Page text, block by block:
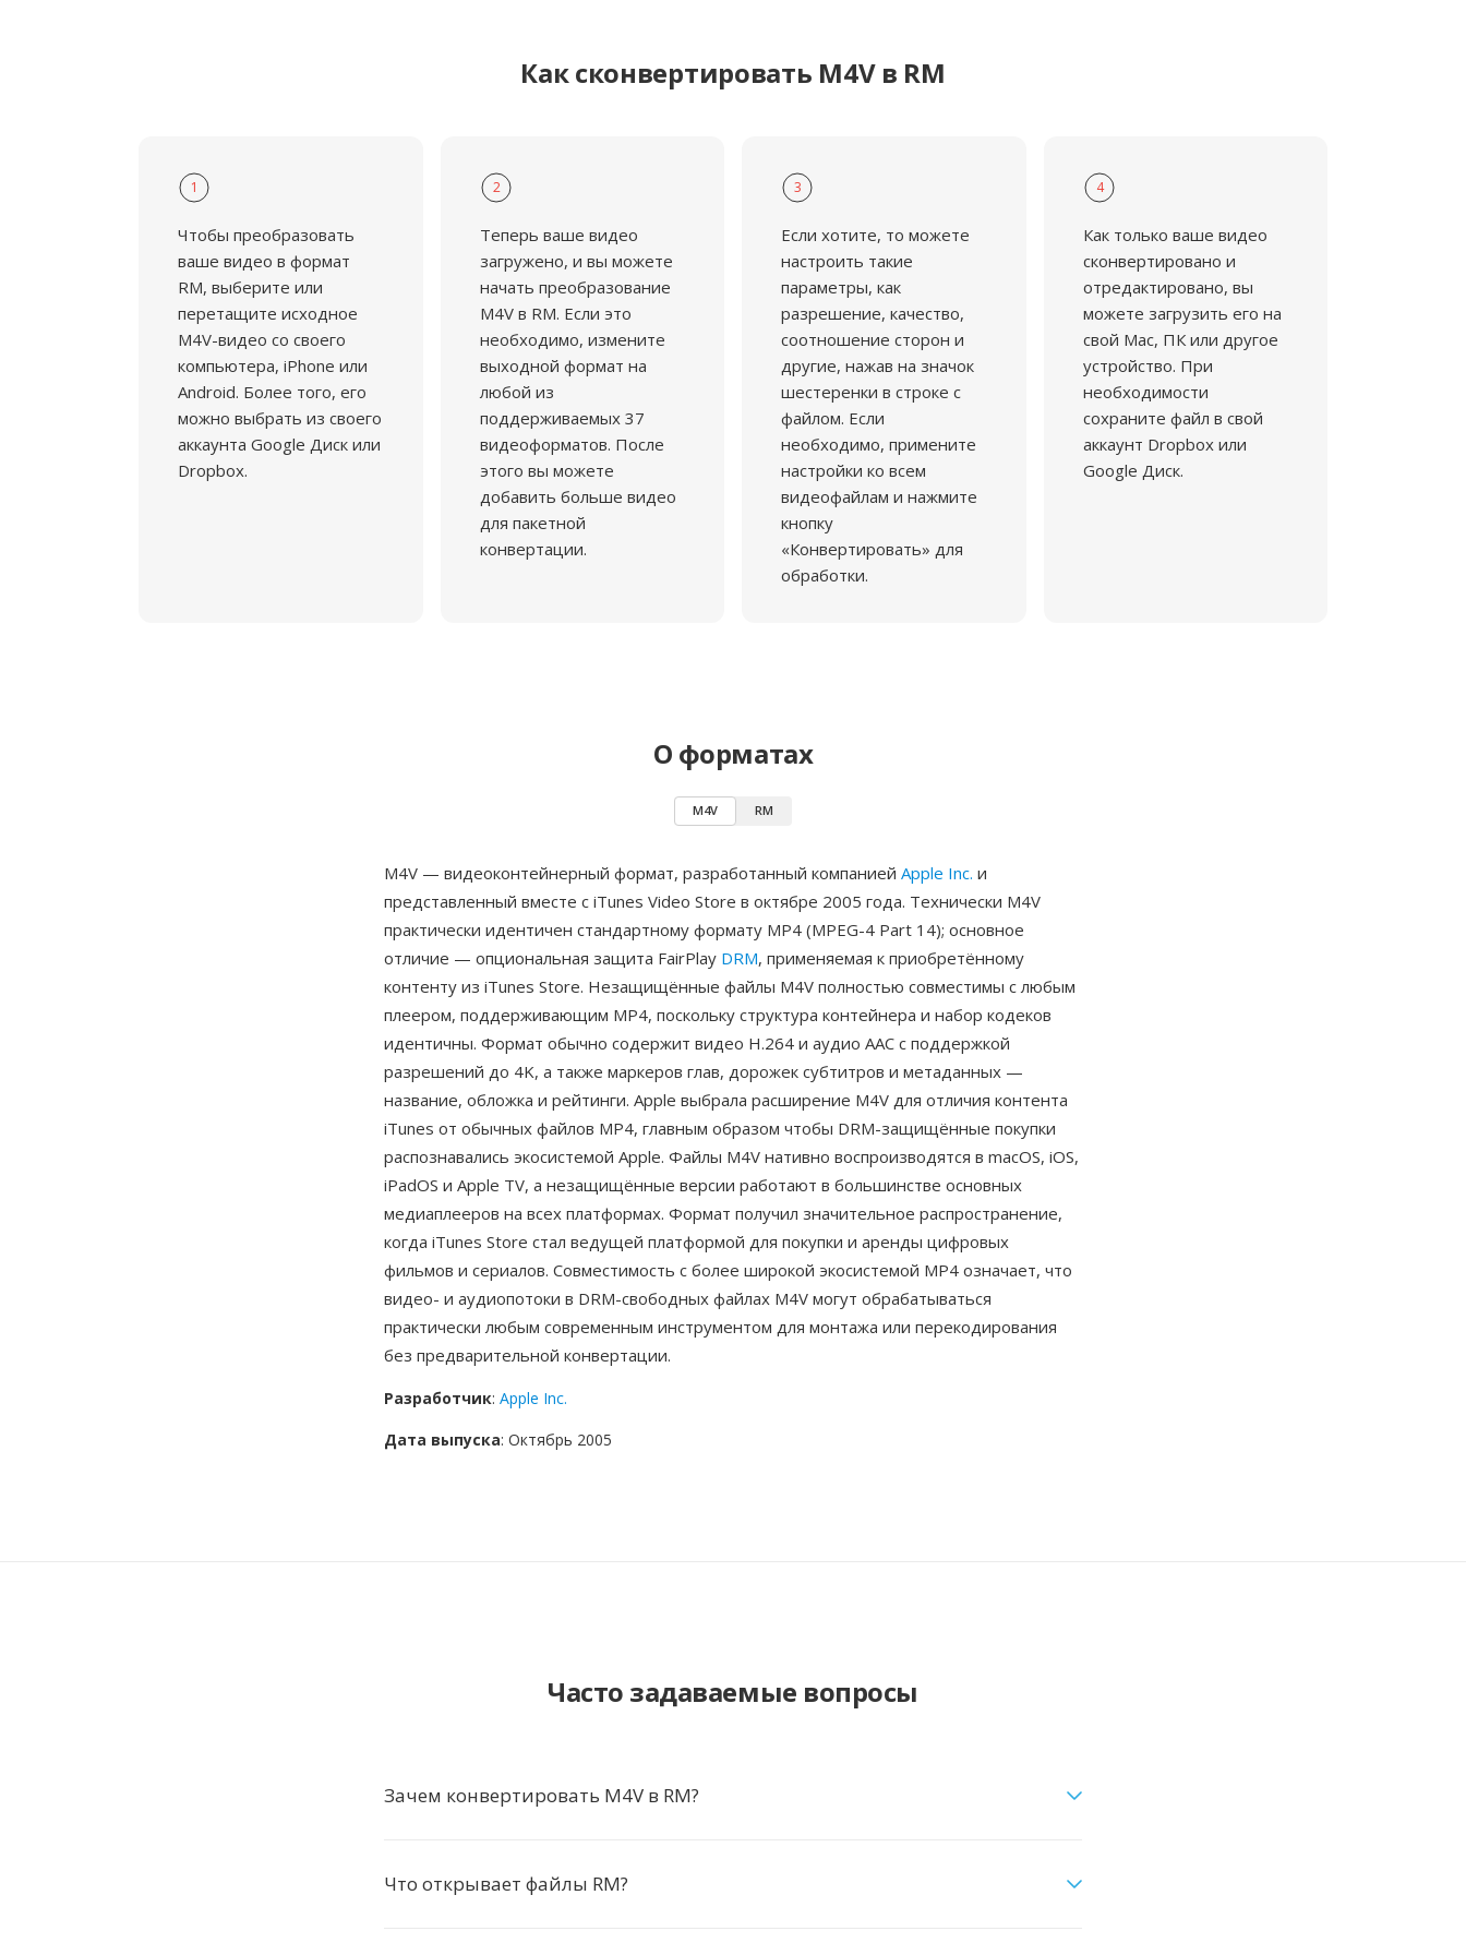
образовательных учреждений и медиатек, принявшихКак сконвертировать M4V в RM
1
Чтобы преобразовать
ваше видео в формат
RM, выберите или
перетащите исходное
M4V-видео со своего
компьютера, iPhone или
Android. Более того, его
можно выбрать из своего
аккаунта Google Диск или
Dropbox.
2
Теперь ваше видео
загружено, и вы можете
начать преобразование
M4V в RM. Если это
необходимо, измените
выходной формат на
любой из
поддерживаемых 37
видеоформатов. После
этого вы можете
добавить больше видео
для пакетной
конвертации.
3
Если хотите, то можете
настроить такие
параметры, как
разрешение, качество,
соотношение сторон и
другие, нажав на значок
шестеренки в строке с
файлом. Если
необходимо, примените
настройки ко всем
видеофайлам и нажмите
кнопку
«Конвертировать» для
обработки.
4
Как только ваше видео
сконвертировано и
отредактировано, вы
можете загрузить его на
свой Mac, ПК или другое
устройство. При
необходимости
сохраните файл в свой
аккаунт Dropbox или
Google Диск.
О форматах
M4V RM
M4V — видеоконтейнерный формат, разработанный компанией Apple Inc. и
представленный вместе с iTunes Video Store в октябре 2005 года. Технически M4V
практически идентичен стандартному формату MP4 (MPEG-4 Part 14); основное
отличие — опциональная защита FairPlay DRM, применяемая к приобретённому
контенту из iTunes Store. Незащищённые файлы M4V полностью совместимы с любым
плеером, поддерживающим MP4, поскольку структура контейнера и набор кодеков
идентичны. Формат обычно содержит видео H.264 и аудио AAC с поддержкой
разрешений до 4K, а также маркеров глав, дорожек субтитров и метаданных —
название, обложка и рейтинги. Apple выбрала расширение M4V для отличия контента
iTunes от обычных файлов MP4, главным образом чтобы DRM-защищённые покупки
распознавались экосистемой Apple. Файлы M4V нативно воспроизводятся в macOS, iOS,
iPadOS и Apple TV, а незащищённые версии работают в большинстве основных
медиаплееров на всех платформах. Формат получил значительное распространение,
когда iTunes Store стал ведущей платформой для покупки и аренды цифровых
фильмов и сериалов. Совместимость с более широкой экосистемой MP4 означает, что
видео- и аудиопотоки в DRM-свободных файлах M4V могут обрабатываться
практически любым современным инструментом для монтажа или перекодирования
без предварительной конвертации.
Разработчик: Apple Inc.
Дата выпуска: Октябрь 2005
Часто задаваемые вопросы
Зачем конвертировать M4V в RM?
Что открывает файлы RM?